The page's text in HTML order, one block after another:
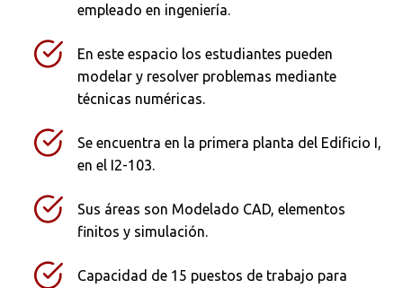
empleado en ingeniería.
En este espacio los estudiantes pueden
modelar y resolver problemas mediante
técnicas numéricas.
Se encuentra en la primera planta del Edificio I,
en el I2-103.
Sus áreas son Modelado CAD, elementos
finitos y simulación.
Capacidad de 15 puestos de trabajo para